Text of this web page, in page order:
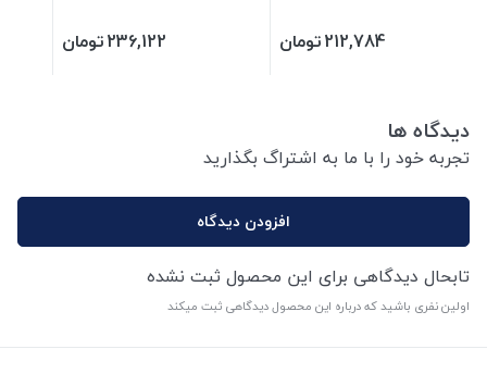
212,784تومان 236,122تومان
دیدگاه ها
تجربه خود را با ما به اشتراگ بگذارید
افزودن دیدگاه
تابحال دیدگاهی برای این محصول ثبت نشده
اولین نفری باشید که درباره این محصول دیدگاهی ثبت میکند